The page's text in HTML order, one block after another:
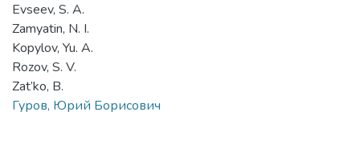
Evseev, S. A.
Zamyatin, N. I.
Kopylov, Yu. A.
Rozov, S. V.
Zat’ko, B.
Гуров, Юрий Борисович